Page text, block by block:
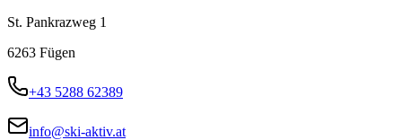
St. Pankrazweg 1
6263 Fügen
+43 5288 62389
info@ski-aktiv.at